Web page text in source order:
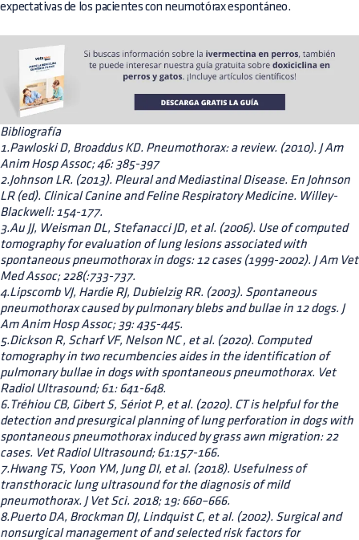
expectativas de los pacientes con neumotórax espontáneo.
Bibliografía
1.Pawloski D, Broaddus KD. Pneumothorax: a review. (2010). J Am
Anim Hosp Assoc; 46: 385-397
2.Johnson LR. (2013). Pleural and Mediastinal Disease. En Johnson
LR (ed). Clinical Canine and Feline Respiratory Medicine. Willey-
Blackwell: 154-177.
3.Au JJ, Weisman DL, Stefanacci JD, et al. (2006). Use of computed
tomography for evaluation of lung lesions associated with
spontaneous pneumothorax in dogs: 12 cases (1999-2002). J Am Vet
Med Assoc; 228(:733-737.
4.Lipscomb VJ, Hardie RJ, Dubielzig RR. (2003). Spontaneous
pneumothorax caused by pulmonary blebs and bullae in 12 dogs. J
Am Anim Hosp Assoc; 39: 435-445.
5.Dickson R, Scharf VF, Nelson NC , et al. (2020). Computed
tomography in two recumbencies aides in the identification of
pulmonary bullae in dogs with spontaneous pneumothorax. Vet
Radiol Ultrasound; 61: 641-648.
6.Tréhiou CB, Gibert S, Sériot P, et al. (2020). CT is helpful for the
detection and presurgical planning of lung perforation in dogs with
spontaneous pneumothorax induced by grass awn migration: 22
cases. Vet Radiol Ultrasound; 61:157-166.
7.Hwang TS, Yoon YM, Jung DI, et al. (2018). Usefulness of
transthoracic lung ultrasound for the diagnosis of mild
pneumothorax. J Vet Sci. 2018; 19: 660–666.
8.Puerto DA, Brockman DJ, Lindquist C, et al. (2002). Surgical and
nonsurgical management of and selected risk factors for